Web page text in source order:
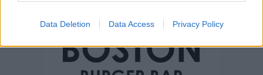
Data Deletion Data Access Privacy Policy